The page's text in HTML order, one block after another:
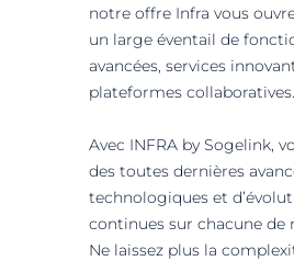
notre offre Infra vous
un large éventail de
avancées, services
plateformes collaboratives.
Avec INFRA by Sogelink,
des toutes dernières
technologiques et
continues sur chacune de
Ne laissez plus la